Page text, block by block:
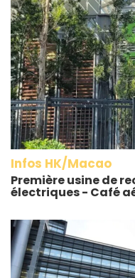
Infos HK/Macao
Première usine de
électriques - Café